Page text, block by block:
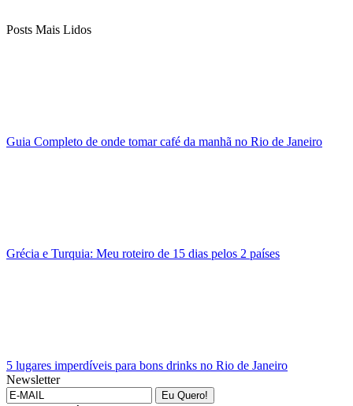
Posts Mais Lidos
Guia Completo de onde tomar café da manhã no Rio de Janeiro
Grécia e Turquia: Meu roteiro de 15 dias pelos 2 países
5 lugares imperdíveis para bons drinks no Rio de Janeiro
Newsletter